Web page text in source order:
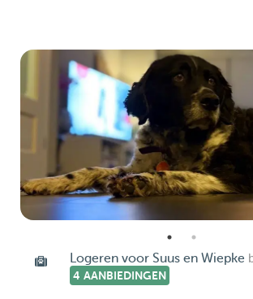
Logeren voor Suus en Wiepke
4 AANBIEDINGEN